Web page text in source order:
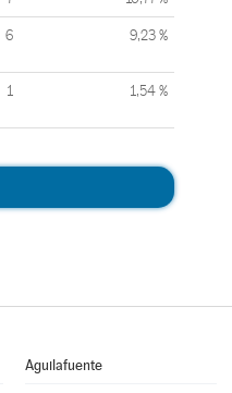
6 9,23 %
1 1,54 %
Aguilafuente